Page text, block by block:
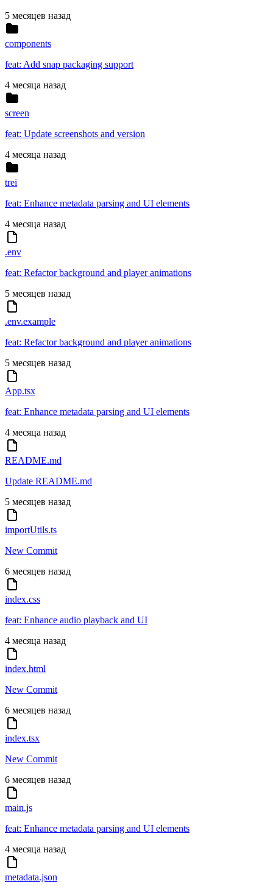
5 месяцев назад
components
feat: Add snap packaging support
4 месяца назад
screen
feat: Update screenshots and version
4 месяца назад
trei
feat: Enhance metadata parsing and UI elements
4 месяца назад
.env
feat: Refactor background and player animations
5 месяцев назад
.env.example
feat: Refactor background and player animations
5 месяцев назад
App.tsx
feat: Enhance metadata parsing and UI elements
4 месяца назад
README.md
Update README.md
5 месяцев назад
importUtils.ts
New Commit
6 месяцев назад
index.css
feat: Enhance audio playback and UI
4 месяца назад
index.html
New Commit
6 месяцев назад
index.tsx
New Commit
6 месяцев назад
main.js
feat: Enhance metadata parsing and UI elements
4 месяца назад
metadata.json